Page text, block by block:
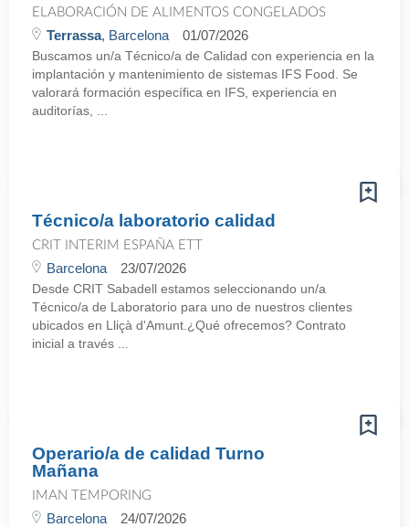
ELABORACIÓN DE ALIMENTOS CONGELADOS
Terrassa, Barcelona 01/07/2026
Buscamos un/a Técnico/a de Calidad con experiencia en la
implantación y mantenimiento de sistemas IFS Food. Se
valorará formación específica en IFS, experiencia en
auditorías, ...
Técnico/a laboratorio calidad
CRIT INTERIM ESPAÑA ETT
Barcelona 23/07/2026
Desde CRIT Sabadell estamos seleccionando un/a
Técnico/a de Laboratorio para uno de nuestros clientes
ubicados en Lliçà d'Amunt.¿Qué ofrecemos? Contrato
inicial a través ...
Operario/a de calidad Turno
Mañana
IMAN TEMPORING
Barcelona 24/07/2026